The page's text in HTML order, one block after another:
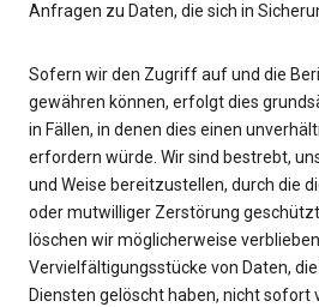
Anfragen zu Daten, die sich in
Sofern wir den Zugriff auf und die
gewähren können, erfolgt dies
in Fällen, in denen dies einen
erfordern würde. Wir sind bestrebt,
und Weise bereitzustellen, durch die
oder mutwilliger Zerstörung
löschen wir möglicherweise
Vervielfältigungsstücke von Daten,
Diensten gelöscht haben, nicht sofort